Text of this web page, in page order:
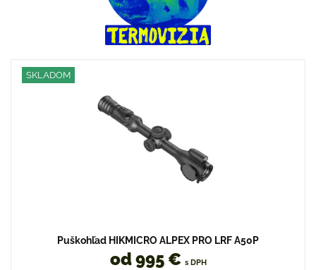
SKLADOM
Puškohľad HIKMICRO ALPEX PRO LRF A50P
od 995 € s DPH